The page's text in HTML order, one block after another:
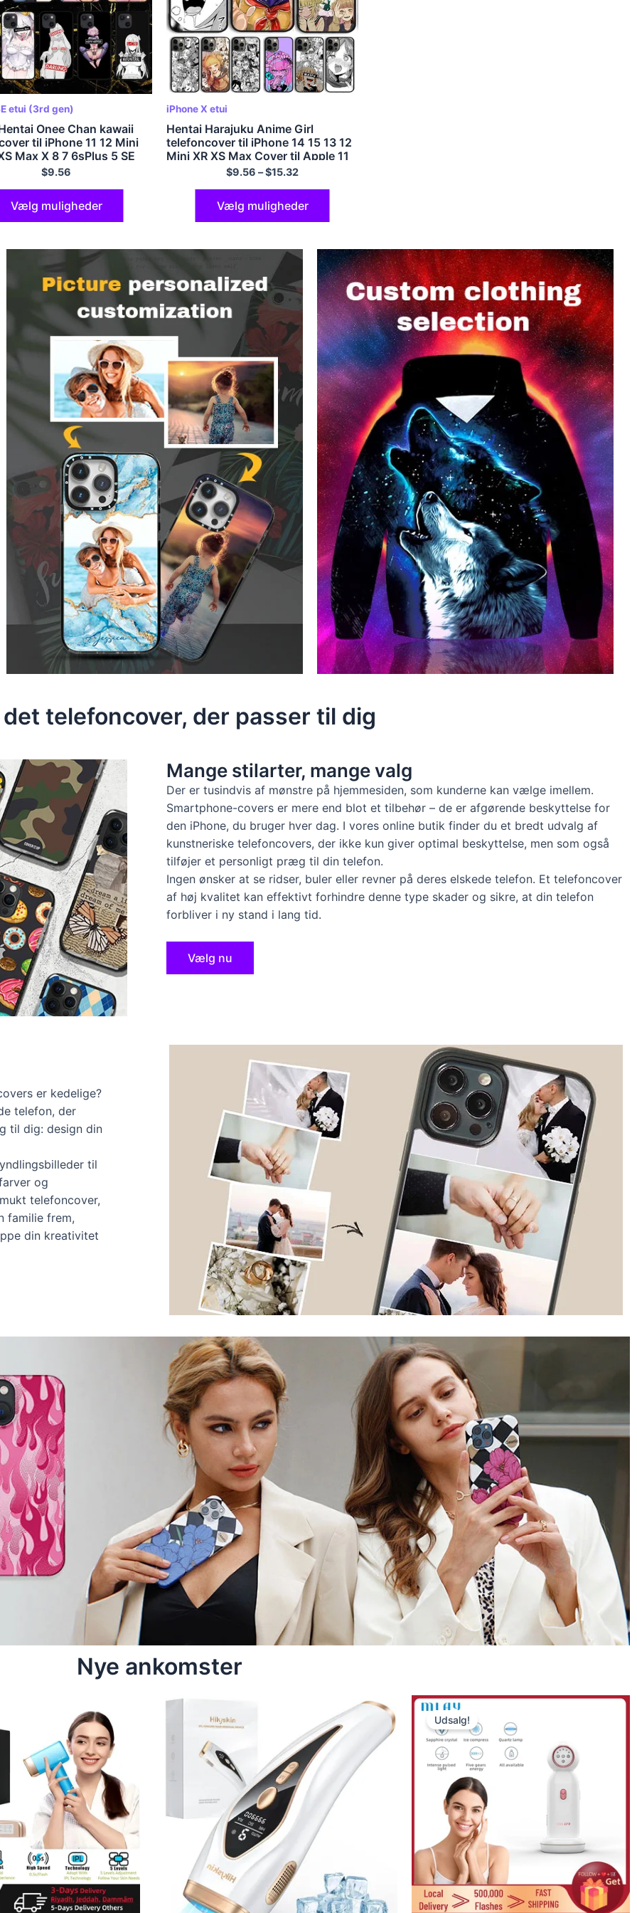
etui (3rd gen)
Onee Chan kawaii
til iPhone 11 12 Mini
Max X 8 7 6sPlus 5 SE
$9.56
Vælg muligheder
iPhone X etui
Hentai Harajuku Anime Girl
telefoncover til iPhone 14 15 13 12
Mini XR XS Max Cover til Apple 11
Pro Max 6S 8 7 Mere SE2020 etui
$9.56 –$15.32
Vælg muligheder
telefoncover, der passer til dig
Mange stilarter, mange valg
Der er tusindvis af mønstre på hjemmesiden, som kunderne kan vælge imellem.
Smartphone-covers er mere end blot et tilbehør – de er afgørende beskyttelse for
den iPhone, du bruger hver dag. I vores online butik finder du et bredt udvalg af
kunstneriske telefoncovers, der ikke kun giver optimal beskyttelse, men som også
tilføjer et personligt præg til din telefon.
Ingen ønsker at se ridser, buler eller revner på deres elskede telefon. Et telefoncover
af høj kvalitet kan effektivt forhindre denne type skader og sikre, at din telefon
forbliver i ny stand i lang tid.
Vælg nu
er kedelige?
telefon, der
til dig: design din
til
og
telefoncover,
familie frem,
din kreativitet
Nye ankomster
Udsalg!